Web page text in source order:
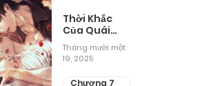
Thời Khắc
Của Quái
Thú Mù
Tháng mười một
19, 2025
Chương 7